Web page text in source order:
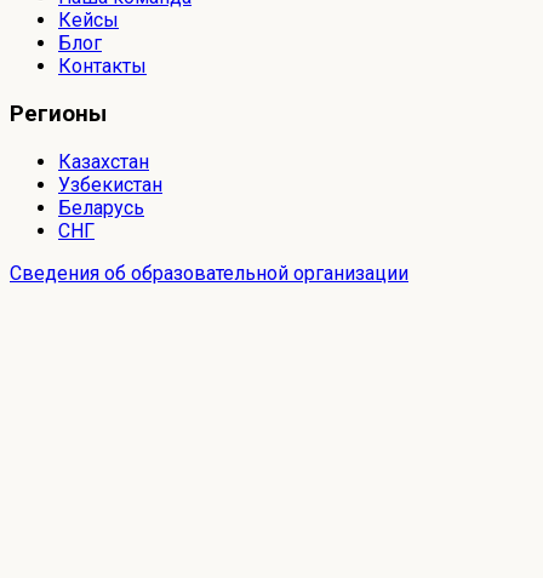
Кейсы
Блог
Контакты
Регионы
Казахстан
Узбекистан
Беларусь
СНГ
Сведения об образовательной организации